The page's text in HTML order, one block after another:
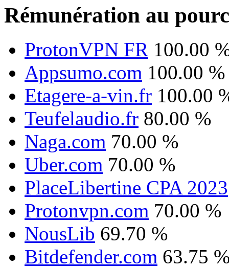
Rémunération au
ProtonVPN FR 100.00
Appsumo.com 100.00 %
Etagere-a-vin.fr 100.00
Teufelaudio.fr 80.00 %
Naga.com 70.00 %
Uber.com 70.00 %
PlaceLibertine CPA 2023
Protonvpn.com 70.00 %
NousLib 69.70 %
Bitdefender.com 63.75